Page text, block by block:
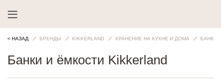
< НАЗАД БРЕНДЫ KIKKERLAND ХРАНЕНИЕ НА КУХНЕ И ДОМА БАНКИ
Банки и ёмкости Kikkerland